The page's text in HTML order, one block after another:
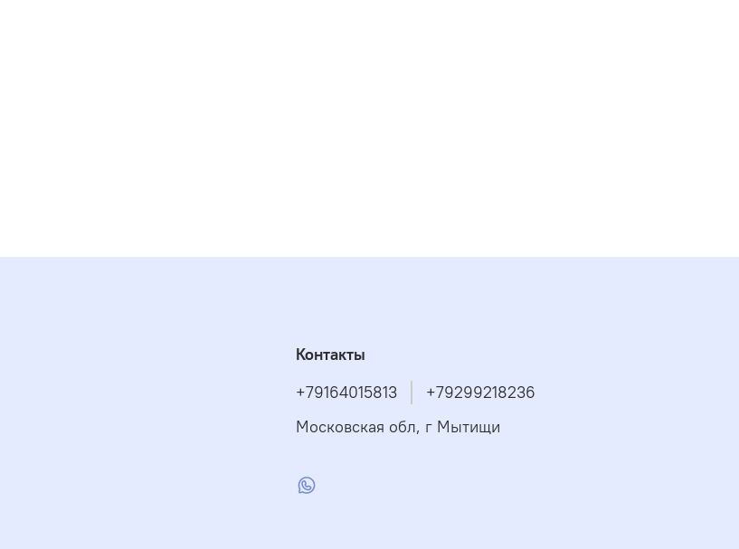
Контакты
+79164015813
+79299218236
Московская обл, г Мытищи